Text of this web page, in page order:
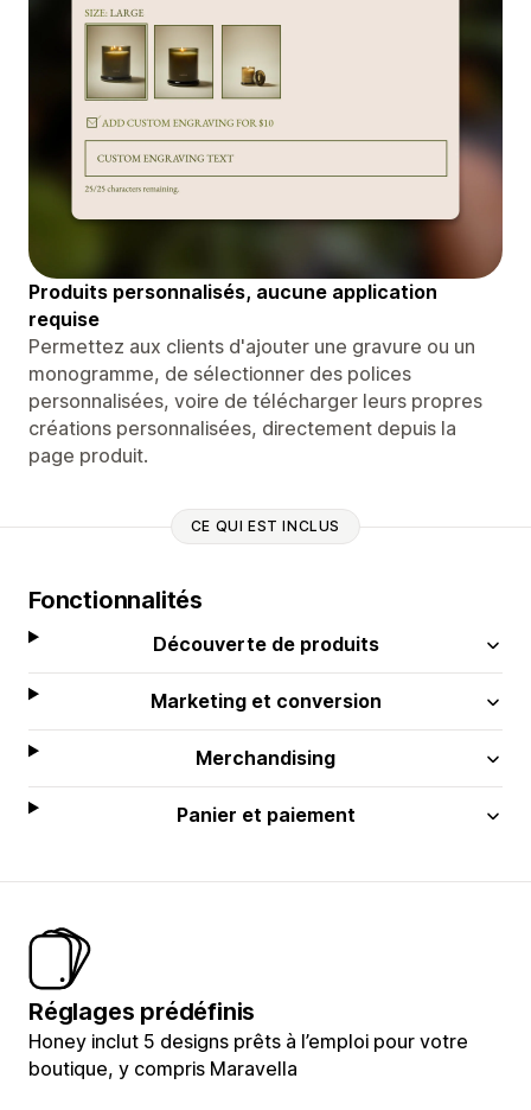
Produits personnalisés, aucune application
requise
Permettez aux clients d'ajouter une gravure ou un
monogramme, de sélectionner des polices
personnalisées, voire de télécharger leurs propres
créations personnalisées, directement depuis la
page produit.
CE QUI EST INCLUS
Fonctionnalités
Découverte de produits
Marketing et conversion
Merchandising
Panier et paiement
Réglages prédéfinis
Honey inclut 5 designs prêts à l’emploi pour votre
boutique, y compris Maravella